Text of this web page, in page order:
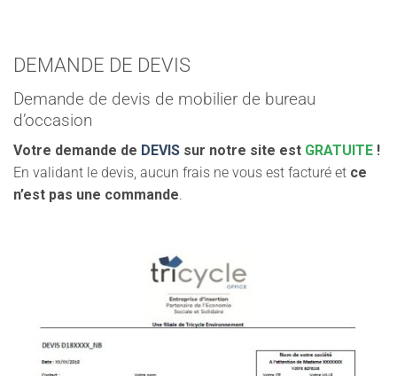
DEMANDE DE DEVIS
Demande de devis de mobilier de bureau
d’occasion
Votre demande de DEVIS sur notre site est GRATUITE !
En validant le devis, aucun frais ne vous est facturé et ce
n’est pas une commande.